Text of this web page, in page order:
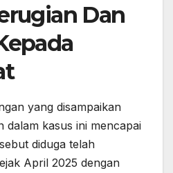
Dan
yang disampaikan
dalam kasus ini mencapai
diduga telah
April 2025 dengan